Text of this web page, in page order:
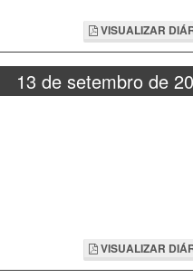
VISUALIZAR
13 de setembro de
VISUALIZAR